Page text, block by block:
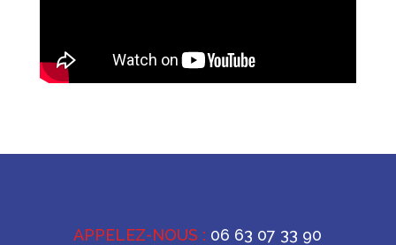
APPELEZ-NOUS : 06 63 07 33 90